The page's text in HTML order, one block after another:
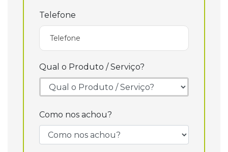
Telefone
Qual o Produto / Serviço?
Como nos achou?